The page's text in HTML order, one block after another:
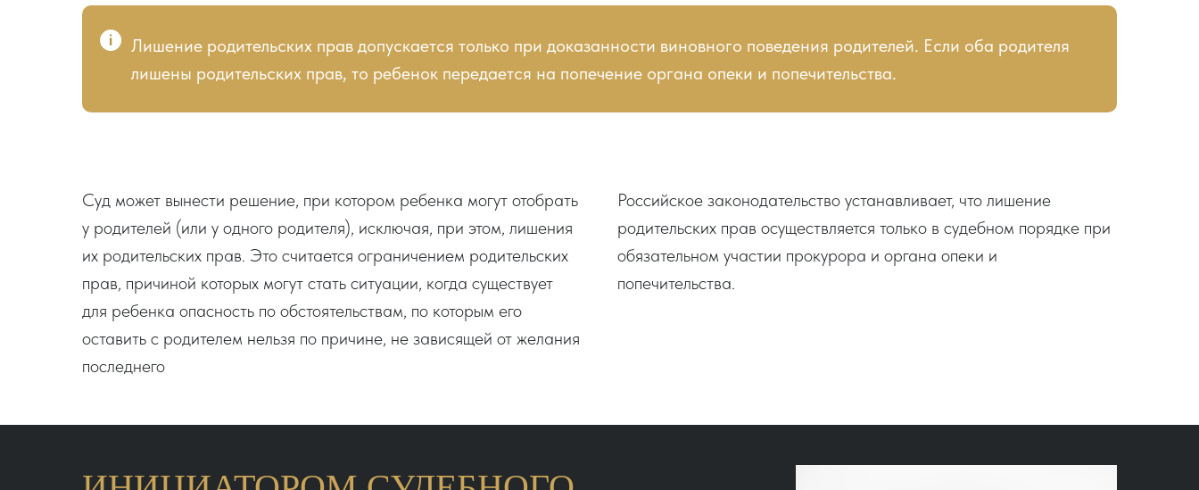
Лишение родительских прав допускается только при доказанности виновного поведения родителей. Если оба родителя
лишены родительских прав, то ребенок передается на попечение органа опеки и попечительства.
Суд может вынести решение, при котором ребенка могут отобрать
у родителей (или у одного родителя), исключая, при этом, лишения
их родительских прав. Это считается ограничением родительских
прав, причиной которых могут стать ситуации, когда существует
для ребенка опасность по обстоятельствам, по которым его
оставить с родителем нельзя по причине, не зависящей от желания
последнего
Российское законодательство устанавливает, что лишение
родительских прав осуществляется только в судебном порядке при
обязательном участии прокурора и органа опеки и
попечительства.